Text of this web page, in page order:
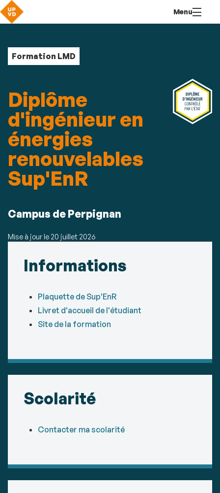
contenu
Menu
Formation LMD
Diplôme
d'ingénieur en
énergies
renouvelables
Sup'EnR
Résumé
Campus de Perpignan
Mise à jour le 20 juillet 2026
Détails
Informations
Plaquette de Sup'EnR
Livret d'accueil de l'étudiant
Site de la formation
Scolarité
Contacter ma scolarité